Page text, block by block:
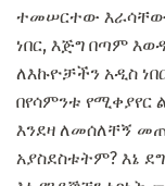
ተመሠርተው
ነበር, እጅግ በጣም
ለእኩዮቻችን አዲስ
በየሳምንቱ የሚቀያየር
እንደዛ ለመሰለቸኝ
አያስደስቱትም? እኔ